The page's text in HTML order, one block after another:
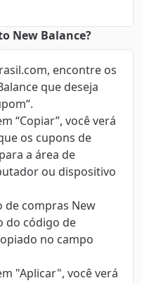
New Balance?
encontre os
que deseja
“Copiar”, você verá
os cupons de
a área de
ou dispositivo
de compras New
do código de
no campo
"Aplicar", você verá